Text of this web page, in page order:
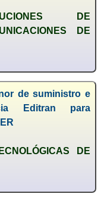
DE
DE
de suministro e
Editran para
DE